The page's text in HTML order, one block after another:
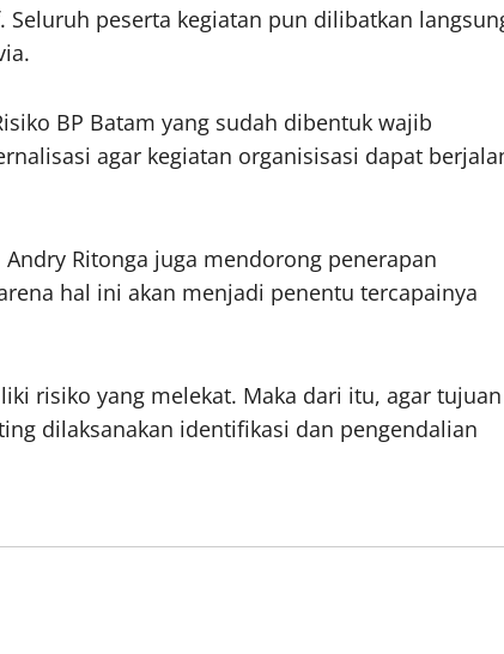
peserta kegiatan pun dilibatkan
BP Batam yang sudah dibentuk wajib
agar kegiatan organisisasi dapat
Ritonga juga mendorong penerapan
hal ini akan menjadi penentu tercapainya
risiko yang melekat. Maka dari itu, agar tujuan
dilaksanakan identifikasi dan pengendalian